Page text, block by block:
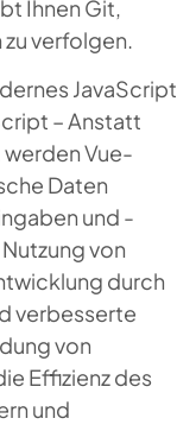
Ihnen Git,
verfolgen.
JavaScript
– Anstatt
Vue-
Daten
und -
von
durch
verbesserte
von
Effizienz des
und